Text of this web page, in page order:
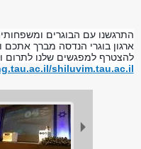
ארגון בוגרי הנדסה מברך
להצטרף למפגשים שלנו לתרום
shiluvim.tau.ac.il